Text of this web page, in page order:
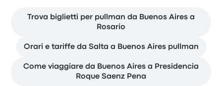
Trova biglietti per pullman da Buenos Aires a
Rosario
Orari e tariffe da Salta a Buenos Aires pullman
Come viaggiare da Buenos Aires a Presidencia
Roque Saenz Pena